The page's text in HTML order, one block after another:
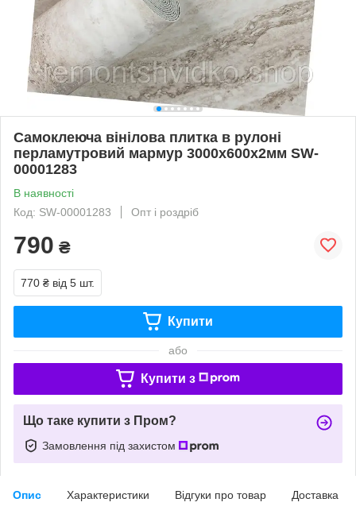
Самоклеюча вінілова плитка в рулоні
перламутровий мармур 3000х600х2мм SW-
00001283
В наявності
Код: SW-00001283
Опт і роздріб
790 ₴
770 ₴ від 5 шт.
Купити
або
Купити з
Що таке купити з Пром?
Замовлення під захистом
Опис Характеристики Відгуки про товар Доставка